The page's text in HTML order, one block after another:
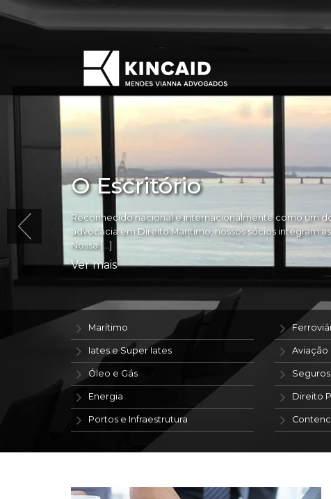
O Escritório
Reconhecido nacional e internacionalmente como um
advocacia em Direito Marítimo, nossos sócios integram
Nossa […]
Ver mais
Marítimo
Iates e Super Iates
Óleo e Gás
Energia
Portos e Infraestrutura
Aviação
Direito